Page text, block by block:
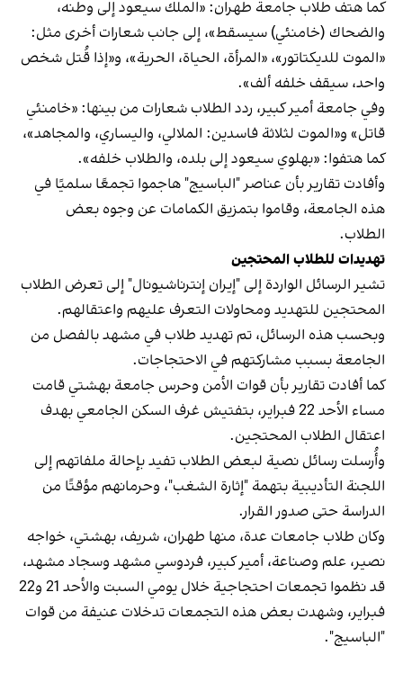
كما هتف طلاب جامعة طهران: «الملك سيعود إلى وطنه،
والضحاك (خامنئي) سيسقط»، إلى جانب شعارات أخرى مثل:
«الموت للديكتاتور»، «المرأة، الحياة، الحرية»، و«إذا قُتل شخص
واحد، سيقف خلفه ألف».
وفي جامعة أمير كبير، ردد الطلاب شعارات من بينها: «خامنئي
قاتل» و«الموت لثلاثة فاسدين: الملالي، واليساري، والمجاهد»،
كما هتفوا: «بهلوي سيعود إلى بلده، والطلاب خلفه».
وأفادت تقارير بأن عناصر "الباسيج" هاجموا تجمعًا سلميًا في
هذه الجامعة، وقاموا بتمزيق الكمامات عن وجوه بعض
الطلاب.
تهديدات للطلاب المحتجين
تشير الرسائل الواردة إلى "إيران إنترناشيونال" إلى تعرض الطلاب
المحتجين للتهديد ومحاولات التعرف عليهم واعتقالهم.
وبحسب هذه الرسائل، تم تهديد طلاب في مشهد بالفصل من
الجامعة بسبب مشاركتهم في الاحتجاجات.
كما أفادت تقارير بأن قوات الأمن وحرس جامعة بهشتي قامت
مساء الأحد 22 فبراير، بتفتيش غرف السكن الجامعي بهدف
اعتقال الطلاب المحتجين.
وأُرسلت رسائل نصية لبعض الطلاب تفيد بإحالة ملفاتهم إلى
اللجنة التأديبية بتهمة "إثارة الشغب"، وحرمانهم مؤقتًا من
الدراسة حتى صدور القرار.
وكان طلاب جامعات عدة، منها طهران، شريف، بهشتي، خواجه
نصير، علم وصناعة، أمير كبير، فردوسي مشهد وسجاد مشهد،
قد نظموا تجمعات احتجاجية خلال يومي السبت والأحد 21 و22
فبراير، وشهدت بعض هذه التجمعات تدخلات عنيفة من قوات
"الباسيج".